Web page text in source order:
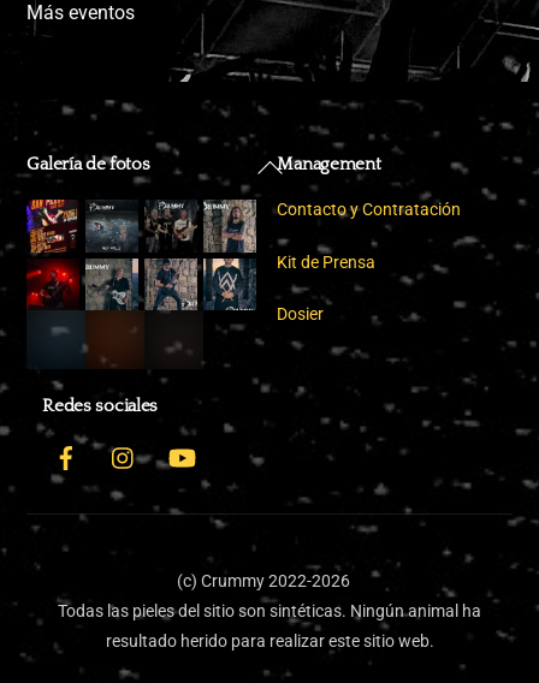
Más eventos
Back
Galería de fotos Management
Contacto y Contratación
Kit de Prensa
Dosier
Redes sociales
FacebookInstagram
(c) Crummy 2022-2026
Todas las pieles del sitio son sintéticas. Ningún animal ha
resultado herido para realizar este sitio web.